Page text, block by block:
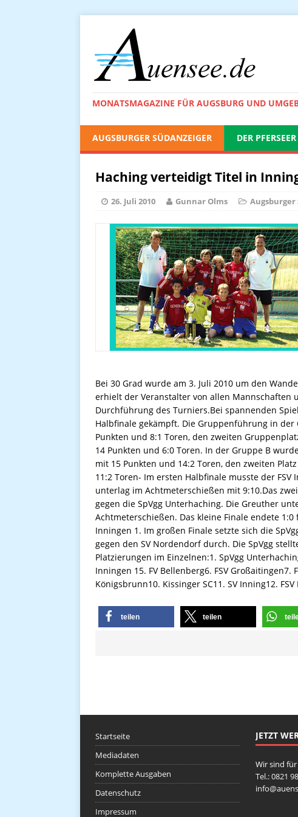
MONATSMAGAZINE FÜR AUGSBURG UND
AUGSBURGER SÜDANZEIGER DER PFERSEER
Haching verteidigt Titel in
26. Juli 2010 Gunnar Olms Augsburger
Bei 30 Grad wurde am 3. Juli 2010 um den
erhielt der Veranstalter von allen Mannschaften
Durchführung des Turniers.Bei spannenden
Halbfinale gekämpft. Die Gruppenführung in
Punkten und 8:1 Toren, den zweiten
14 Punkten und 6:0 Toren. In der Gruppe B
mit 15 Punkten und 14:2 Toren, den zweiten
11:2 Toren- Im ersten Halbfinale musste der
unterlag im Achtmeterschießen mit 9:10.Das
gegen die SpVgg Unterhaching. Die Greuther
Achtmeterschießen. Das kleine Finale endete
Inningen 1. Im großen Finale setzte sich die
gegen den SV Nordendorf durch. Die SpVgg
Platzierungen im Einzelnen:1. SpVgg
Inningen 15. FV Bellenberg6. FSV Großaitingen7.
Königsbrunn10. Kissinger SC11. SV Inning12.
teilen teilen
Startseite
Mediadaten
Komplette Ausgaben
Datenschutz
Impressum
JETZT
Wir sind für
Tel.: 0821